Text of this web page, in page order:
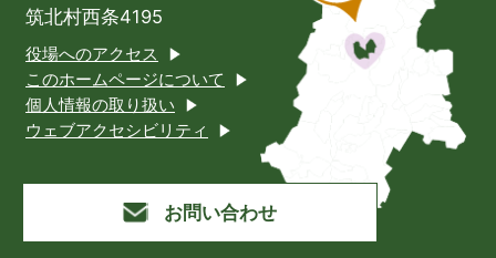
筑北村西条4195
役場へのアクセス
このホームページについて
個人情報の取り扱い
ウェブアクセシビリティ
お問い合わせ